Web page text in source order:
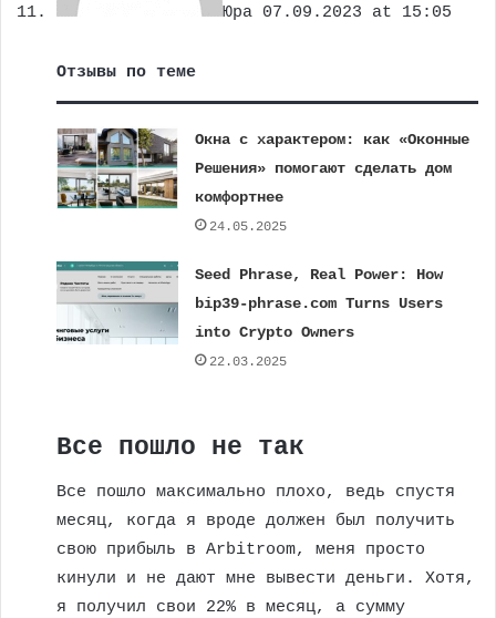
Юра 07.09.2023 at 15:05
Отзывы по теме
Окна с характером: как «Оконные
Решения» помогают сделать дом
комфортнее
24.05.2025
Seed Phrase, Real Power: How
bip39-phrase.com Turns Users
into Crypto Owners
22.03.2025
Все пошло не так
Все пошло максимально плохо, ведь спустя
месяц, когда я вроде должен был получить
свою прибыль в Arbitroom, меня просто
кинули и не дают мне вывести деньги. Хотя,
я получил свои 22% в месяц, а сумму